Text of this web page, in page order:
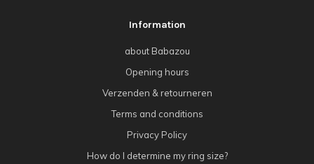
Information
about Babazou
Opening hours
Verzenden & retourneren
Terms and conditions
Privacy Policy
How do I determine my ring size?